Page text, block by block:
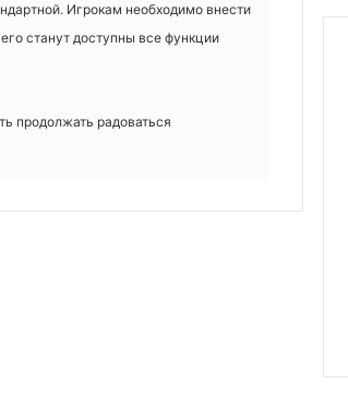
Игрокам необходимо внести
станут доступны все функции
продолжать радоваться